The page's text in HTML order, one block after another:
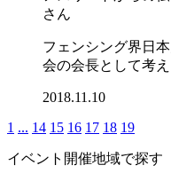
さん
フェンシング界日
会の会長として考
2018.11.10
1 ... 14 15 16 17 18 19
イベント開催地域で探す